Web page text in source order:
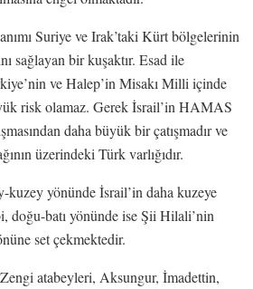
Suriye ve Irak’taki Kürt bölgelerinin
sağlayan bir kuşaktır. Esad ile
ve Halep’in Misakı Milli içinde
risk olamaz. Gerek İsrail’in HAMAS
daha büyük bir çatışmadır ve
üzerindeki Türk varlığıdır.
yönünde İsrail’in daha kuzeye
doğu-batı yönünde ise Şii Hilali’nin
set çekmektedir.
atabeyleri, Aksungur, İmadettin,